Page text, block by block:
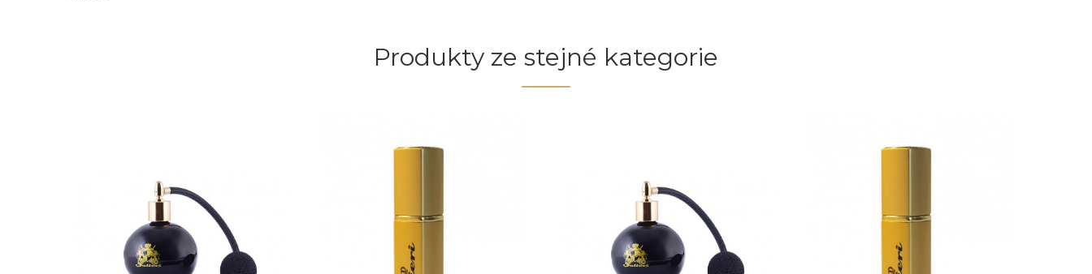
Produkty ze stejné kategorie